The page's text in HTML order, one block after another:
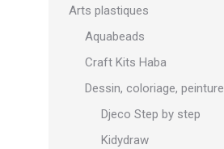
Arts plastiques
Aquabeads
Craft Kits Haba
Dessin, coloriage, peinture
Djeco Step by step
Kidydraw